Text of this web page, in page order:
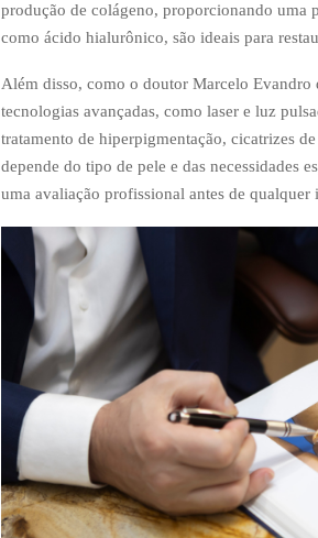
produção de colágeno, proporcionando uma
como ácido hialurônico, são ideais para
Além disso, como o doutor Marcelo Evandro
tecnologias avançadas, como laser e luz
tratamento de hiperpigmentação, cicatrizes
depende do tipo de pele e das necessidades
uma avaliação profissional antes de qualquer